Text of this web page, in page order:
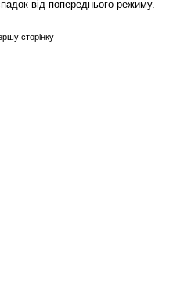
від попереднього режиму.
сторінку